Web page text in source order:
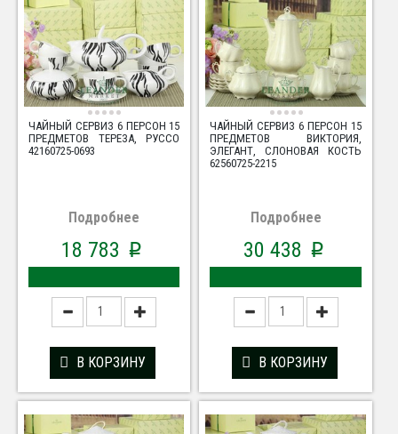
ЧАЙНЫЙ СЕРВИЗ 6 ПЕРСОН 15
ПРЕДМЕТОВ ТЕРЕЗА, РУССО
42160725-0693
Подробнее
18 783 p
В КОРЗИНУ
ЧАЙНЫЙ СЕРВИЗ 6 ПЕРСОН 15
ПРЕДМЕТОВ ВИКТОРИЯ,
ЭЛЕГАНТ, СЛОНОВАЯ КОСТЬ
62560725-2215
Подробнее
30 438 p
В КОРЗИНУ